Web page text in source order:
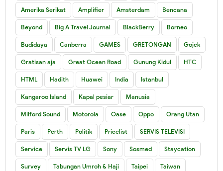
Amerika Serikat Amplifier Amsterdam Bencana
Beyond Big A Travel Journal BlackBerry Borneo
Budidaya Canberra GAMES GRETONGAN Gojek
Gratisan aja Great Ocean Road Gunung Kidul HTC
HTML Hadith Huawei India Istanbul
Kangaroo Island Kapal pesiar Manusia
Milford Sound Motorola Oase Oppo Orang Utan
Paris Perth Politik Pricelist SERVIS TELEVISI
Service Servis TV LG Sony Sosmed Staycation
Survey Tabungan Umroh & Haji Taipei Taiwan